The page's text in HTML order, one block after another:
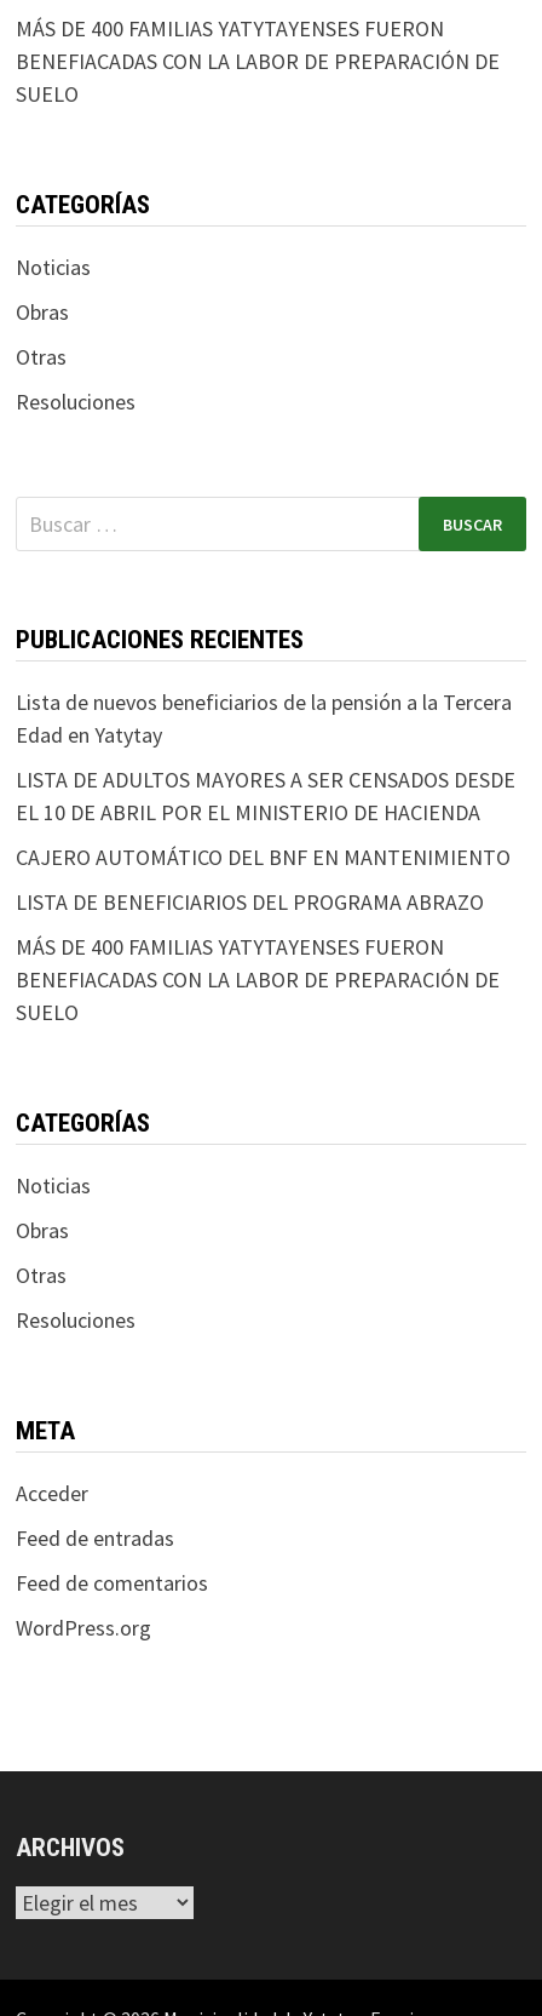
MÁS DE 400 FAMILIAS YATYTAYENSES FUERON
BENEFIACADAS CON LA LABOR DE PREPARACIÓN DE
SUELO
CATEGORÍAS
Noticias
Obras
Otras
Resoluciones
PUBLICACIONES RECIENTES
Lista de nuevos beneficiarios de la pensión a la Tercera
Edad en Yatytay
LISTA DE ADULTOS MAYORES A SER CENSADOS DESDE
EL 10 DE ABRIL POR EL MINISTERIO DE HACIENDA
CAJERO AUTOMÁTICO DEL BNF EN MANTENIMIENTO
LISTA DE BENEFICIARIOS DEL PROGRAMA ABRAZO
MÁS DE 400 FAMILIAS YATYTAYENSES FUERON
BENEFIACADAS CON LA LABOR DE PREPARACIÓN DE
SUELO
CATEGORÍAS
Noticias
Obras
Otras
Resoluciones
META
Acceder
Feed de entradas
Feed de comentarios
WordPress.org
ARCHIVOS